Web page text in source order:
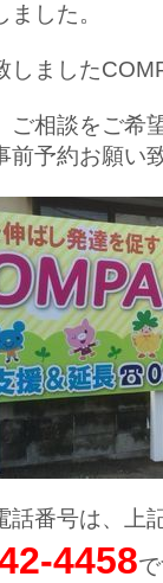
ました。
しました
ご相談をご希
前予約お願い
話番号は、上
4458で